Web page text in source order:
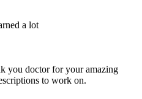
a lot
you doctor for your amazing
to work on.